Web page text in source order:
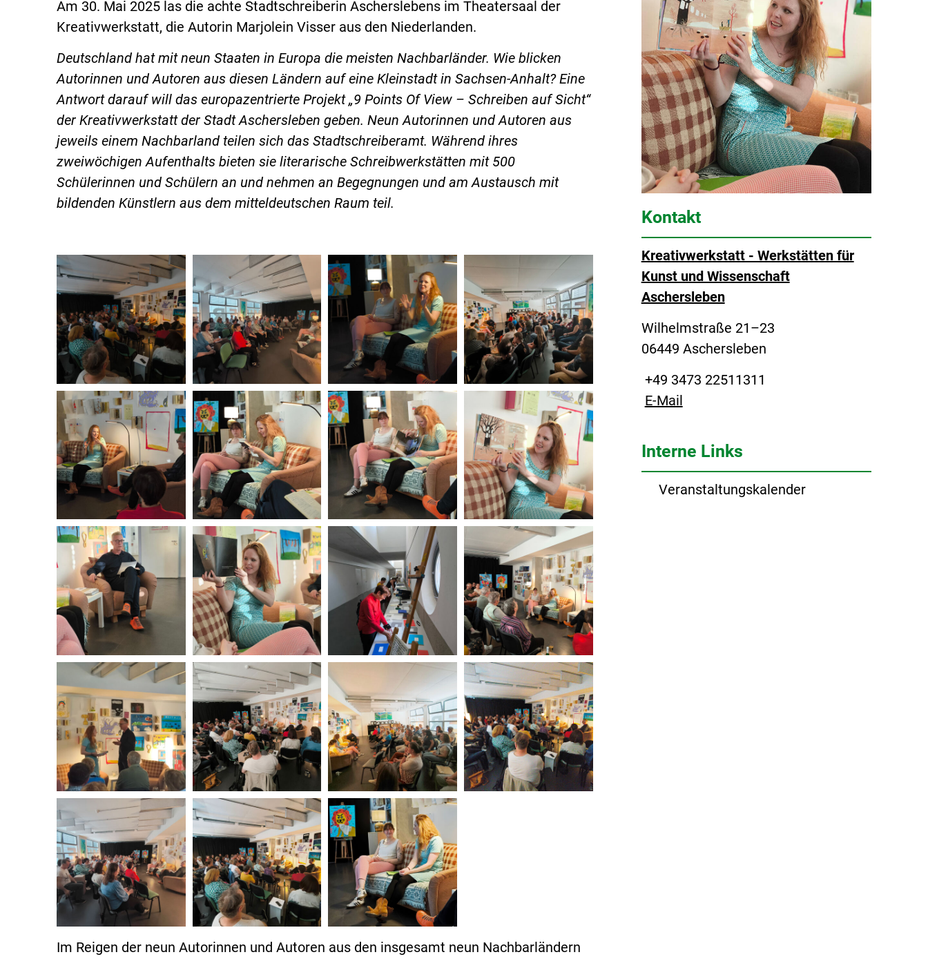
Am 30. Mai 2025 las die achte Stadtschreiberin Ascherslebens im Theatersaal der
Kreativwerkstatt, die Autorin Marjolein Visser aus den Niederlanden.
Deutschland hat mit neun Staaten in Europa die meisten Nachbarländer. Wie blicken
Autorinnen und Autoren aus diesen Ländern auf eine Kleinstadt in Sachsen-Anhalt? Eine
Antwort darauf will das europazentrierte Projekt „9 Points Of View – Schreiben auf Sicht“
der Kreativwerkstatt der Stadt Aschersleben geben. Neun Autorinnen und Autoren aus
jeweils einem Nachbarland teilen sich das Stadtschreiberamt. Während ihres
zweiwöchigen Aufenthalts bieten sie literarische Schreibwerkstätten mit 500
Schülerinnen und Schülern an und nehmen an Begegnungen und am Austausch mit
bildenden Künstlern aus dem mitteldeutschen Raum teil.
Im Reigen der neun Autorinnen und Autoren aus den insgesamt neun Nachbarländern
Kontakt
Kreativwerkstatt - Werkstätten für
Kunst und Wissenschaft
Aschersleben
Wilhelmstraße 21–23
06449 Aschersleben
+49 3473 22511311
E-Mail
Interne Links
Veranstaltungskalender